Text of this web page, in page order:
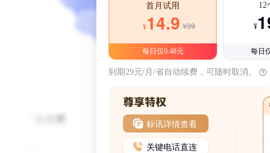
首月试用
¥14.9 ¥39
每日仅0.48元
12
¥
每日
到期29元/月/省自动续费，可随时取消。
标讯详情查看
关键电话直连